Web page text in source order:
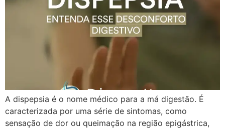
A dispepsia é o nome médico para a má digestão. É
caracterizada por uma série de sintomas, como
sensação de dor ou queimação na região epigástrica,